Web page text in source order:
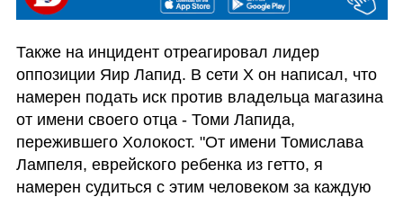
Также на инцидент отреагировал лидер
оппозиции Яир Лапид. В сети X он написал, что
намерен подать иск против владельца магазина
от имени своего отца - Томи Лапида,
пережившего Холокост. "От имени Томислава
Лампеля, еврейского ребенка из гетто, я
намерен судиться с этим человеком за каждую